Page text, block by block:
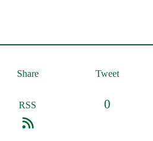
Share Tweet
RSS 0